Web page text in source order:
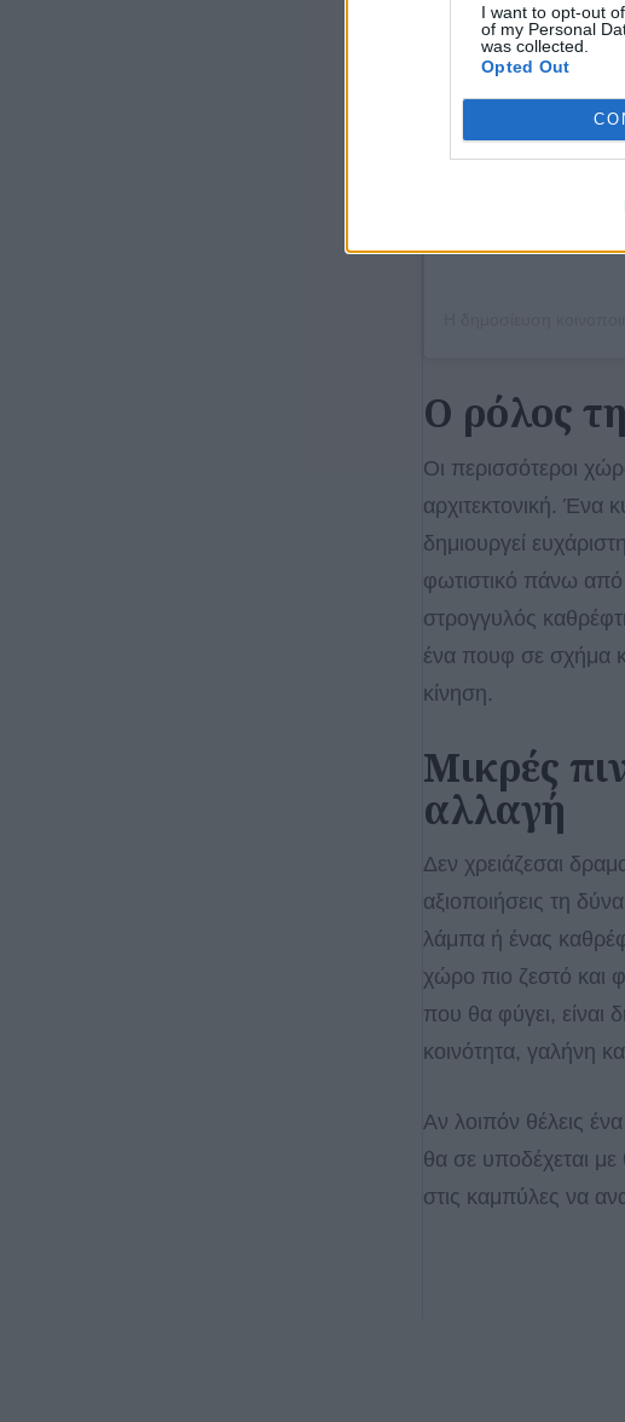
I want to opt-out
of my Personal
was collected.
Opted Out
Ο ρόλος
Οι περισσότεροι
αρχιτεκτονική. Ένα
δημιουργεί
φωτιστικό πάνω από
στρογγυλός
ένα πουφ σε σχήμα
κίνηση.
Μικρές
αλλαγή
Δεν χρειάζεσαι
αξιοποιήσεις τη
λάμπα ή ένας
χώρο πιο ζεστό και
που θα φύγει, είναι
κοινότητα, γαλήνη
Αν λοιπόν θέλεις
θα σε υποδέχεται
στις καμπύλες να